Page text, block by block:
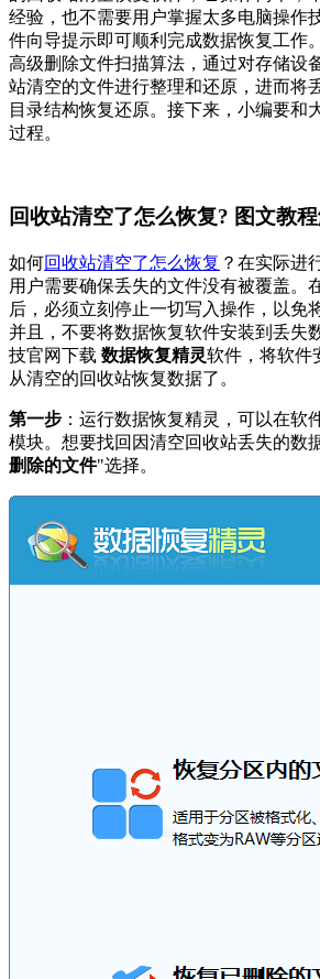
经验，也不需要用户掌握太多电脑操作
件向导提示即可顺利完成数据恢复工作
高级删除文件扫描算法，通过对存储设
站清空的文件进行整理和还原，进而将
目录结构恢复还原。接下来，小编要和
过程。
回收站清空了怎么恢复? 图文教
如何回收站清空了怎么恢复 ？在实际进
用户需要确保丢失的文件没有被覆盖。
后，必须立刻停止一切写入操作，以免
并且，不要将数据恢复软件安装到丢失
技官网下载 数据恢复精灵软件，将软件
从清空的回收站恢复数据了。
第一步 ：运行数据恢复精灵，可以在软
模块。想要找回因清空回收站丢失的数
删除的文件"选择。